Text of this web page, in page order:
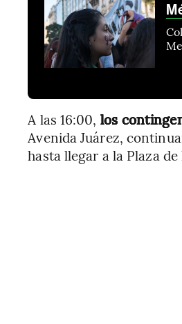
A las 16:00, los
Avenida Juárez,
hasta llegar a la Plaza